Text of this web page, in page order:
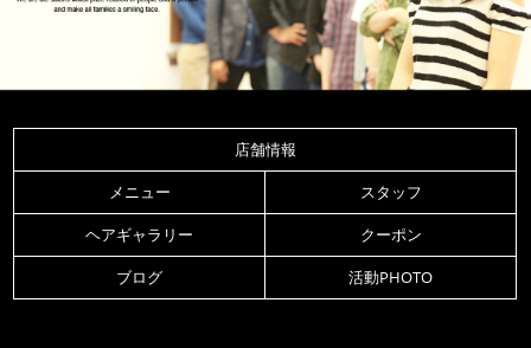
店舗情報
メニュー
スタッフ
ヘアギャラリー
クーポン
ブログ
活動PHOTO